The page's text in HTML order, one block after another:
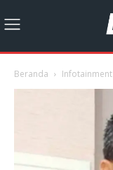
Beranda Infotainment